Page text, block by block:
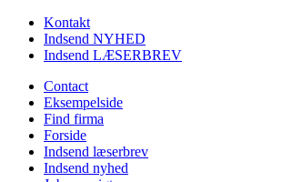
Kontakt
Indsend NYHED
Indsend LÆSERBREV
Contact
Eksempelside
Find firma
Forside
Indsend læserbrev
Indsend nyhed